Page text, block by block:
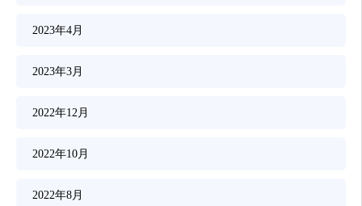
2023年4月
2023年3月
2022年12月
2022年10月
2022年8月